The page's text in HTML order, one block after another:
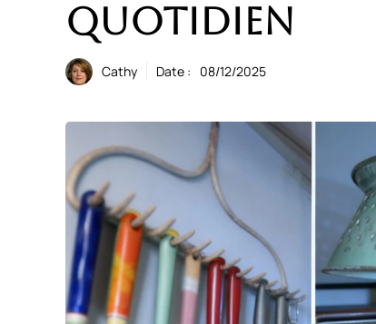
quotidien
Cathy Date : 08/12/2025